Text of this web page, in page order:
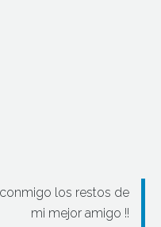
los restos de
mi mejor amigo !!